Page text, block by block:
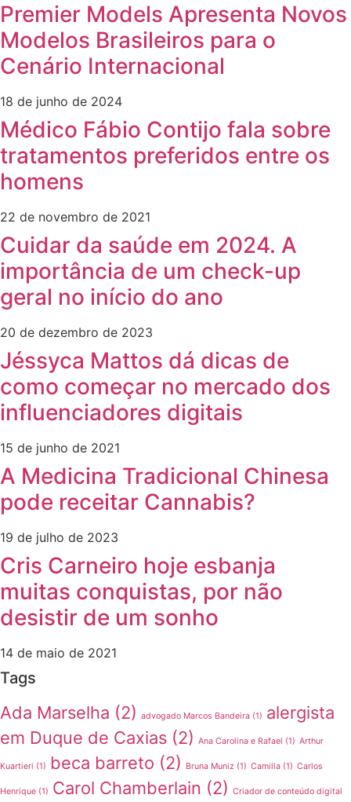
Premier Models Apresenta Novos
Modelos Brasileiros para o
Cenário Internacional
18 de junho de 2024
Médico Fábio Contijo fala sobre
tratamentos preferidos entre os
homens
22 de novembro de 2021
Cuidar da saúde em 2024. A
importância de um check-up
geral no início do ano
20 de dezembro de 2023
Jéssyca Mattos dá dicas de
como começar no mercado dos
influenciadores digitais
15 de junho de 2021
A Medicina Tradicional Chinesa
pode receitar Cannabis?
19 de julho de 2023
Cris Carneiro hoje esbanja
muitas conquistas, por não
desistir de um sonho
14 de maio de 2021
Tags
Ada Marselha (2) advogado Marcos Bandeira (1) alergista
em Duque de Caxias (2) Ana Carolina e Rafael (1) Arthur
Kuartieri (1) beca barreto (2) Bruna Muniz (1) Camilla (1) Carlos
Henrique (1) Carol Chamberlain (2) Criador de conteúdo digital